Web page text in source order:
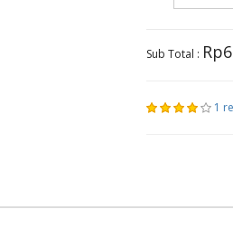
Sub Total :
1